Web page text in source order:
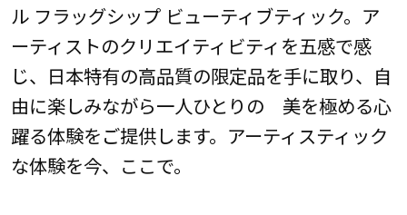
ル フラッグシップ ビューティブティック。ア
ーティストのクリエイティビティを五感で感
じ、日本特有の高品質の限定品を手に取り、自
由に楽しみながら一人ひとりの 美を極める心
躍る体験をご提供します。アーティスティック
な体験を今、ここで。